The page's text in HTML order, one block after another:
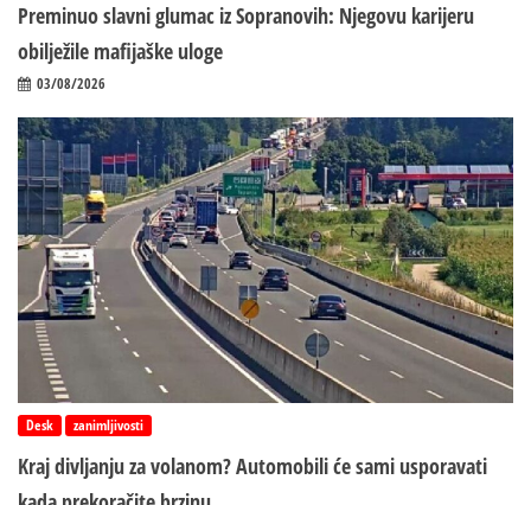
Preminuo slavni glumac iz Sopranovih: Njegovu karijeru
obilježile mafijaške uloge
03/08/2026
Desk zanimljivosti
Kraj divljanju za volanom? Automobili će sami usporavati